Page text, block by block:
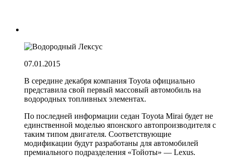
07.01.2015
В середине декабря компания Toyota официально
представила свой первый массовый автомобиль на
водородных топливных элементах.
По последней информации седан Toyota Mirai будет не
единственной моделью японского автопроизводителя с
таким типом двигателя. Соответствующие
модификации будут разработаны для автомобилей
премиального подразделения «Тойоты» — Lexus.